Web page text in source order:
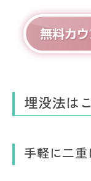
埋没法は
手軽に二